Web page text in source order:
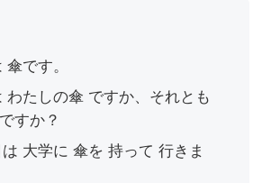
傘です。
わたしの傘 ですか、それとも
すか？
大学に 傘を 持って 行きま